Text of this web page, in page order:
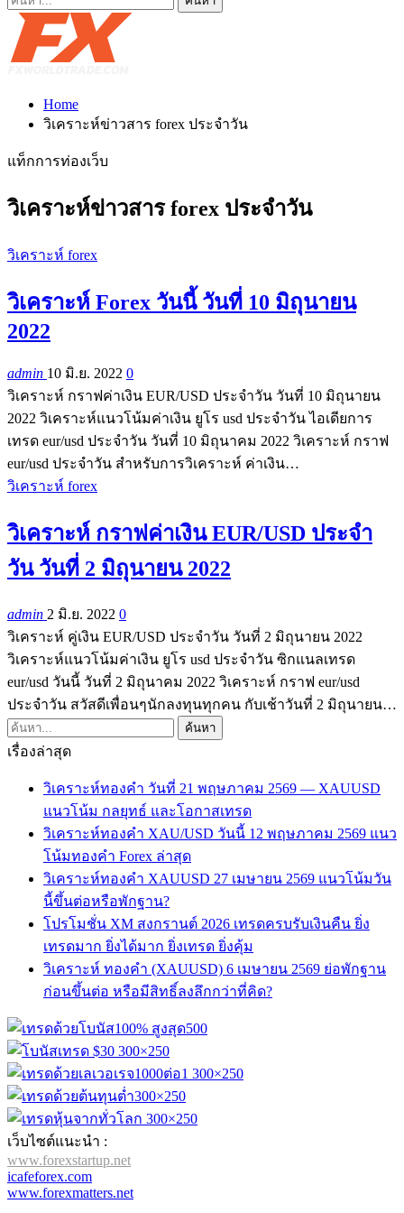
Home
วิเคราะห์ข่าวสาร forex ประจำวัน
แท็กการท่องเว็บ
วิเคราะห์ข่าวสาร forex ประจำวัน
วิเคราะห์ forex
วิเคราะห์ Forex วันนี้ วันที่ 10 มิถุนายน
2022
admin 10 มิ.ย. 2022 0
วิเคราะห์ กราฟค่าเงิน EUR/USD ประจำวัน วันที่ 10 มิถุนายน
2022 วิเคราะห์แนวโน้มค่าเงิน ยูโร usd ประจำวัน ไอเดียการ
เทรด eur/usd ประจำวัน วันที่ 10 มิถุนาคม 2022 วิเคราะห์ กราฟ
eur/usd ประจำวัน สำหรับการวิเคราะห์ ค่าเงิน…
วิเคราะห์ forex
วิเคราะห์ กราฟค่าเงิน EUR/USD ประจำ
วัน วันที่ 2 มิถุนายน 2022
admin 2 มิ.ย. 2022 0
วิเคราะห์ คู่เงิน EUR/USD ประจำวัน วันที่ 2 มิถุนายน 2022
วิเคราะห์แนวโน้มค่าเงิน ยูโร usd ประจำวัน ซิกแนลเทรด
eur/usd วันนี้ วันที่ 2 มิถุนาคม 2022 วิเคราะห์ กราฟ eur/usd
ประจำวัน สวัสดีเพื่อนๆนักลงทุนทุกคน กับเช้าวันที่ 2 มิถุนายน…
เรื่องล่าสุด
วิเคราะห์ทองคำ วันที่ 21 พฤษภาคม 2569 — XAUUSD
แนวโน้ม กลยุทธ์ และโอกาสเทรด
วิเคราะห์ทองคำ XAU/USD วันนี้ 12 พฤษภาคม 2569 แนว
โน้มทองคำ Forex ล่าสุด
วิเคราะห์ทองคำ XAUUSD 27 เมษายน 2569 แนวโน้มวัน
นี้ขึ้นต่อหรือพักฐาน?
โปรโมชั่น XM สงกรานต์ 2026 เทรดครบรับเงินคืน ยิ่ง
เทรดมาก ยิ่งได้มาก ยิ่งเทรด ยิ่งคุ้ม
วิเคราะห์ ทองคำ (XAUUSD) 6 เมษายน 2569 ย่อพักฐาน
ก่อนขึ้นต่อ หรือมีสิทธิ์ลงลึกกว่าที่คิด?
เว็บไซต์แนะนำ :
www.forexstartup.net
icafeforex.com
www.forexmatters.net